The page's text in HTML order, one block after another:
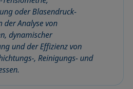
Good
Rabel und Kaelble (OWRK)
oder Blasendruck-
der Analyse von
dynamischer
und der Effizienz von
, Reinigungs- und